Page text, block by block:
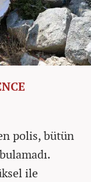
polis, bütün
ile